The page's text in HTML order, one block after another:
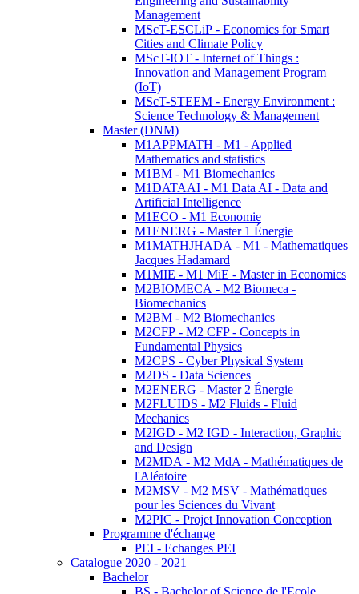
Management
MScT-ESCLiP - Economics for Smart
Cities and Climate Policy
MScT-IOT - Internet of Things :
Innovation and Management Program
(IoT)
MScT-STEEM - Energy Environment :
Science Technology & Management
Master (DNM)
M1APPMATH - M1 - Applied
Mathematics and statistics
M1BM - M1 Biomechanics
M1DATAAI - M1 Data AI - Data and
Artificial Intelligence
M1ECO - M1 Economie
M1ENERG - Master 1 Énergie
M1MATHJHADA - M1 - Mathematiques
Jacques Hadamard
M1MIE - M1 MiE - Master in Economics
M2BIOMECA - M2 Biomeca -
Biomechanics
M2BM - M2 Biomechanics
M2CFP - M2 CFP - Concepts in
Fundamental Physics
M2CPS - Cyber Physical System
M2DS - Data Sciences
M2ENERG - Master 2 Énergie
M2FLUIDS - M2 Fluids - Fluid
Mechanics
M2IGD - M2 IGD - Interaction, Graphic
and Design
M2MDA - M2 MdA - Mathématiques de
l'Aléatoire
M2MSV - M2 MSV - Mathématiques
pour les Sciences du Vivant
M2PIC - Projet Innovation Conception
Programme d'échange
PEI - Echanges PEI
Catalogue 2020 - 2021
Bachelor
BS - Bachelor of Science de l'Ecole